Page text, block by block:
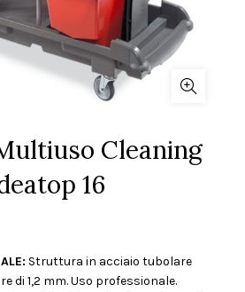
Cleaning
16
Struttura in acciaio tubolare
di 1,2 mm. Uso professionale.